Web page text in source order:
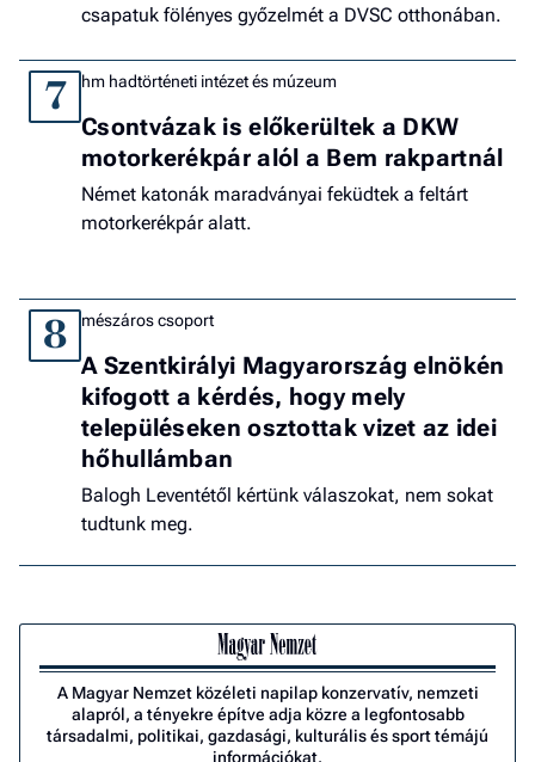
csapatuk fölényes győzelmét a DVSC otthonában.
7 hm hadtörténeti intézet és múzeum
Csontvázak is előkerültek a DKW
motorkerékpár alól a Bem rakpartnál
Német katonák maradványai feküdtek a feltárt
motorkerékpár alatt.
8 mészáros csoport
A Szentkirályi Magyarország elnökén
kifogott a kérdés, hogy mely
településeken osztottak vizet az idei
hőhullámban
Balogh Leventétől kértünk válaszokat, nem sokat
tudtunk meg.
A Magyar Nemzet közéleti napilap konzervatív, nemzeti
alapról, a tényekre építve adja közre a legfontosabb
társadalmi, politikai, gazdasági, kulturális és sport témájú
információkat.